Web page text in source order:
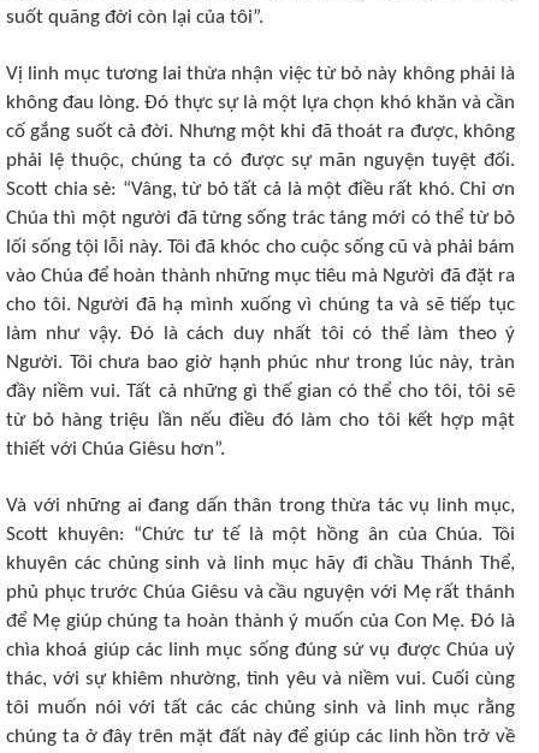
suốt quãng đời còn lại của tôi”.
Vị linh mục tương lai thừa nhận việc từ bỏ này không phải là
không đau lòng. Đó thực sự là một lựa chọn khó khăn và cần
cố gắng suốt cả đời. Nhưng một khi đã thoát ra được, không
phải lệ thuộc, chúng ta có được sự mãn nguyện tuyệt đối.
Scott chia sẻ: “Vâng, từ bỏ tất cả là một điều rất khó. Chỉ ơn
Chúa thì một người đã từng sống trác táng mới có thể từ bỏ
lối sống tội lỗi này. Tôi đã khóc cho cuộc sống cũ và phải bám
vào Chúa để hoàn thành những mục tiêu mà Người đã đặt ra
cho tôi. Người đã hạ mình xuống vì chúng ta và sẽ tiếp tục
làm như vậy. Đó là cách duy nhất tôi có thể làm theo ý
Người. Tôi chưa bao giờ hạnh phúc như trong lúc này, tràn
đầy niềm vui. Tất cả những gì thế gian có thể cho tôi, tôi sẽ
từ bỏ hàng triệu lần nếu điều đó làm cho tôi kết hợp mật
thiết với Chúa Giêsu hơn”.
Và với những ai đang dấn thân trong thừa tác vụ linh mục,
Scott khuyên: “Chức tư tế là một hồng ân của Chúa. Tôi
khuyên các chủng sinh và linh mục hãy đi chầu Thánh Thể,
phủ phục trước Chúa Giêsu và cầu nguyện với Mẹ rất thánh
để Mẹ giúp chúng ta hoàn thành ý muốn của Con Mẹ. Đó là
chìa khoá giúp các linh mục sống đúng sứ vụ được Chúa uỷ
thác, với sự khiêm nhường, tình yêu và niềm vui. Cuối cùng
tôi muốn nói với tất các các chủng sinh và linh mục rằng
chúng ta ở đây trên mặt đất này để giúp các linh hồn trở về